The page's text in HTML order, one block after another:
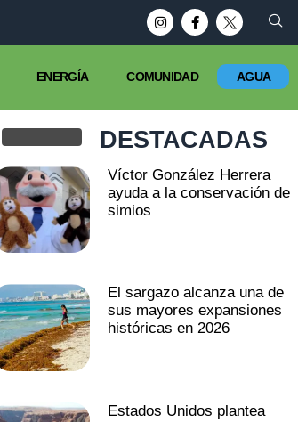
ENERGÍA COMUNIDAD AGUA
DESTACADAS
Víctor González Herrera
ayuda a la conservación de
simios
El sargazo alcanza una de
sus mayores expansiones
históricas en 2026
Estados Unidos plantea